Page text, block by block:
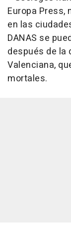
Europa Press,
en las
DANAS se
después de la
Valenciana,
mortales.